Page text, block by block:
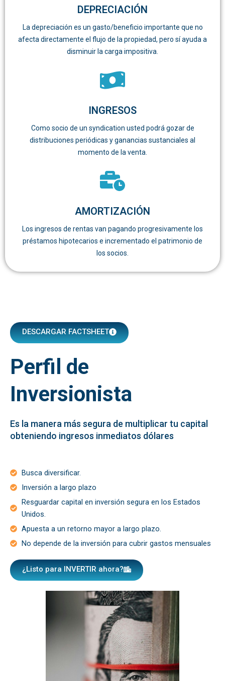
DEPRECIACIÓN
La depreciación es un gasto/beneficio importante que no
afecta directamente el flujo de la propiedad, pero sí ayuda a
disminuir la carga impositiva.
INGRESOS
Como socio de un syndication usted podrá gozar de
distribuciones periódicas y ganancias sustanciales al
momento de la venta.
AMORTIZACIÓN
Los ingresos de rentas van pagando progresivamente los
préstamos hipotecarios e incrementado el patrimonio de
los socios.
DESCARGAR FACTSHEET
Perfil de
Inversionista
Es la manera más segura de multiplicar tu capital
obteniendo ingresos inmediatos dólares
Busca diversificar.
Inversión a largo plazo
Resguardar capital en inversión segura en los Estados
Unidos.
Apuesta a un retorno mayor a largo plazo.
No depende de la inversión para cubrir gastos mensuales
¿Listo para INVERTIR ahora?